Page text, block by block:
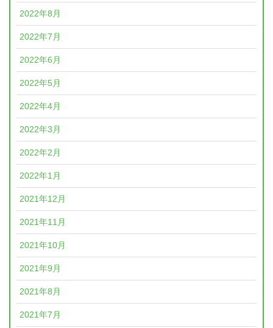
2022年8月
2022年7月
2022年6月
2022年5月
2022年4月
2022年3月
2022年2月
2022年1月
2021年12月
2021年11月
2021年10月
2021年9月
2021年8月
2021年7月